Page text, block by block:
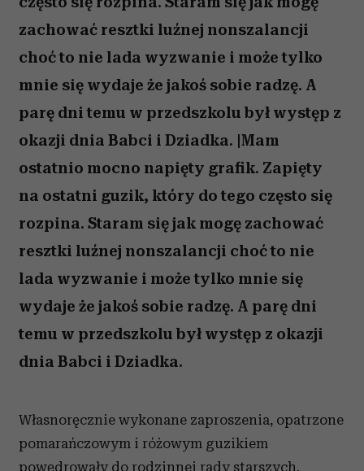
zachować resztki luźnej nonszalancji
choć to nie lada wyzwanie i może tylko
mnie się wydaje że jakoś sobie radzę. A
parę dni temu w przedszkolu był występ z
okazji dnia Babci i Dziadka. |Mam
ostatnio mocno napięty grafik. Zapięty
na ostatni guzik, który do tego często się
rozpina. Staram się jak mogę zachować
resztki luźnej nonszalancji choć to nie
lada wyzwanie i może tylko mnie się
wydaje że jakoś sobie radzę. A parę dni
temu w przedszkolu był występ z okazji
dnia Babci i Dziadka.
Własnoręcznie wykonane zaproszenia, opatrzone
pomarańczowym i różowym guzikiem
powędrowały do rodzinnej rady starszych.